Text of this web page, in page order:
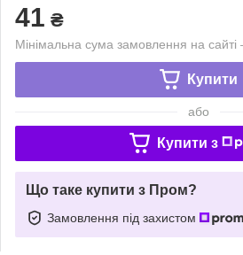
41 ₴
Мінімальна сума замовлення на
Купити
або
Купити з
Що таке купити з Пром?
Замовлення під захистом